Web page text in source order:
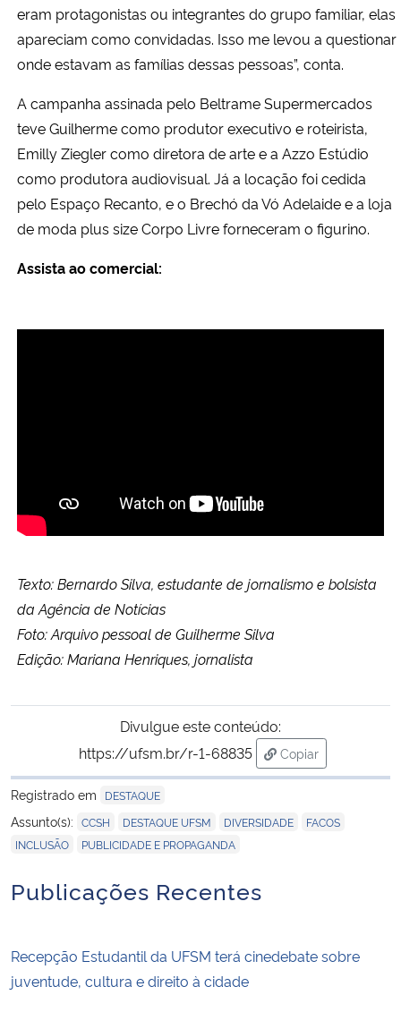
eram protagonistas ou integrantes do grupo familiar, elas
apareciam como convidadas. Isso me levou a questionar
onde estavam as famílias dessas pessoas”, conta.
A campanha assinada pelo Beltrame Supermercados
teve Guilherme como produtor executivo e roteirista,
Emilly Ziegler como diretora de arte e a Azzo Estúdio
como produtora audiovisual. Já a locação foi cedida
pelo Espaço Recanto, e o Brechó da Vó Adelaide e a loja
de moda plus size Corpo Livre forneceram o figurino.
Assista ao comercial:
Texto: Bernardo Silva, estudante de jornalismo e bolsista
da Agência de Notícias
Foto: Arquivo pessoal de Guilherme Silva
Edição: Mariana Henriques, jornalista
Divulgue este conteúdo:
https://ufsm.br/r-1-68835
Copiar
para área de
Registrado em
DESTAQUE
Assunto(s): CCSH DESTAQUE UFSM DIVERSIDADE FACOS
INCLUSÃO PUBLICIDADE E PROPAGANDA
Publicações Recentes
Recepção Estudantil da UFSM terá cinedebate sobre
juventude, cultura e direito à cidade